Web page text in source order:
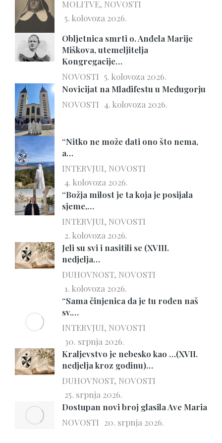
MOLITVE, NOVOSTI
5. kolovoza 2026.
Obljetnica smrti o. Anđela Marije
Miškova, utemeljitelja
Kongregacije…
NOVOSTI 5. kolovoza 2026.
Novicijat na Mladifestu u Međugorju
NOVOSTI 4. kolovoza 2026.
“Nitko ne može dati ono što nema,
a…
INTERVJUI, NOVOSTI
4. kolovoza 2026.
“Božja milost je ta koja je posijala
sjeme,…
INTERVJUI, NOVOSTI
2. kolovoza 2026.
Jeli su svi i nasitili se (XVIII.
nedjelja…
DUHOVNOST, NOVOSTI
1. kolovoza 2026.
“Sama činjenica da je tu rođen naš
sv.…
INTERVJUI, NOVOSTI
30. srpnja 2026.
Kraljevstvo je nebesko kao …(XVII.
nedjelja kroz godinu)…
DUHOVNOST, NOVOSTI
25. srpnja 2026.
Dostupan novi broj glasila Ave Maria
NOVOSTI 20. srpnja 2026.